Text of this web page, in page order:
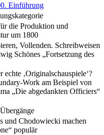
Einführung
die Produktion und
um 1800
Vollenden. Schreibweisen
Schönes „Fortsetzung des
echte ‚Originalschauspiele‘?
Work am Beispiel von
„Die abgedankten Officiers“
und Chodowiecki machen
populär